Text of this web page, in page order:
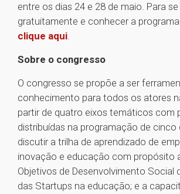
entre os dias 24 e 28 de maio. Para
gratuitamente e conhecer a
clique aqui.
Sobre o congresso
O congresso se propõe a ser
conhecimento para todos os atores
partir de quatro eixos temáticos com
distribuídas na programação de cinco
discutir a trilha de aprendizado de
inovação e educação com propósito
Objetivos de Desenvolvimento Social
das Startups na educação; e a